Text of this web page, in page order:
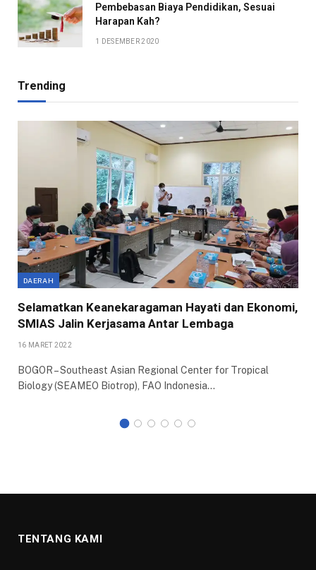
Pembebasan Biaya Pendidikan, Sesuai
Harapan Kah?
1 DESEMBER 2020
Trending
DAERAH
Selamatkan Keanekaragaman Hayati dan Ekonomi,
SMIAS Jalin Kerjasama Antar Lembaga
16 MARET 2022
BOGOR – Southeast Asian Regional Center for Tropical
Biology (SEAMEO Biotrop), FAO Indonesia…
TENTANG KAMI